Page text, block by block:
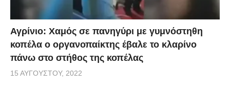
Αγρίνιο: Χαμός σε πανηγύρι με γυμνόστηθη
κοπέλα ο οργανοπαίκτης έβαλε το κλαρίνο
πάνω στο στήθος της κοπέλας
15 ΑΥΓΟΎΣΤΟΥ, 2022